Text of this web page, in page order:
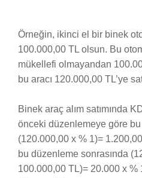
Örneğin, ikinci el bir binek
100.000,00 TL olsun. Bu
mükellefi olmayandan
bu aracı 120.000,00 TL’ye
Binek araç alım satımında
önceki düzenlemeye göre
(120.000,00 x % 1)=
bu düzenleme sonrasında
100.000,00 TL)= 20.000 x %